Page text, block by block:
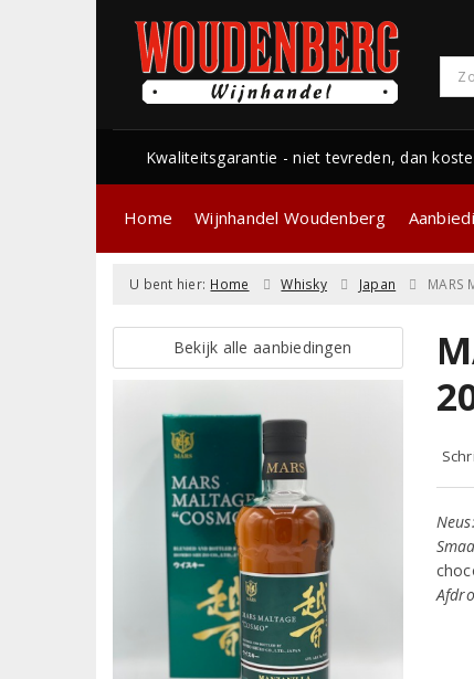
Kwaliteitsgarantie - niet tevreden, dan
Home Wijnhandel Woudenberg
U bent hier: Home Whisky Japan MARS
Bekijk alle aanbiedingen
Neus: